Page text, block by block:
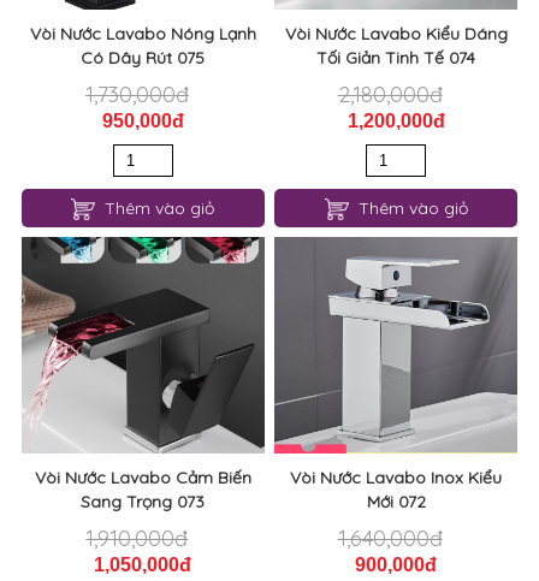
Vòi Nước Lavabo Nóng Lạnh
Có Dây Rút 075
1,730,000đ
950,000đ
Thêm vào giỏ
Vòi Nước Lavabo Kiểu Dáng
Tối Giản Tinh Tế 074
2,180,000đ
1,200,000đ
Thêm vào giỏ